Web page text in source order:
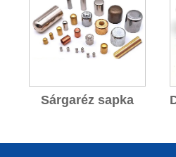
Sárgaréz sapka